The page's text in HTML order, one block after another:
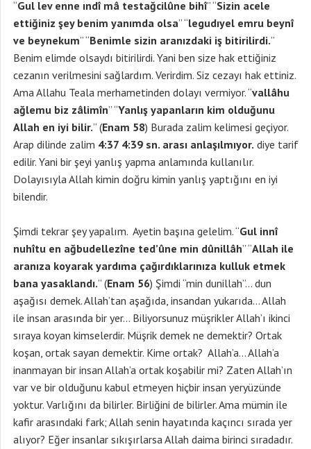
“Gul lev enne ındî mâ testağcilûne bihî” “Sizin acele
ettiğiniz şey benim yanımda olsa” “legudıyel emru beynî
ve beynekum” “Benimle sizin aranızdaki iş bitirilirdi.”
Benim elimde olsaydı bitirilirdi. Yani ben size hak ettiğiniz
cezanın verilmesini sağlardım. Verirdim. Siz cezayı hak ettiniz.
Ama Allahu Teala merhametinden dolayı vermiyor. “vallâhu
ağlemu biz zâlimîn” “Yanlış yapanların kim olduğunu
Allah en iyi bilir.” (Enam 58) Burada zalim kelimesi geçiyor.
Arap dilinde zalim 4:37 4:39 sn. arası anlaşılmıyor. diye tarif
edilir. Yani bir şeyi yanlış yapma anlamında kullanılır.
Dolayısıyla Allah kimin doğru kimin yanlış yaptığını en iyi
bilendir.
Şimdi tekrar şey yapalım. Ayetin başına gelelim. “Gul innî
nuhîtu en ağbudellezîne ted’ûne min dûnillâh” “Allah ile
aranıza koyarak yardıma çağırdıklarınıza kulluk etmek
bana yasaklandı.” (Enam 56) Şimdi “min dunillah”… dun
aşağısı demek. Allah’tan aşağıda, insandan yukarıda… Allah
ile insan arasında bir yer… Biliyorsunuz müşrikler Allah’ı ikinci
sıraya koyan kimselerdir. Müşrik demek ne demektir? Ortak
koşan, ortak sayan demektir. Kime ortak? Allah’a… Allah’a
inanmayan bir insan Allah’a ortak koşabilir mi? Zaten Allah’ın
var ve bir olduğunu kabul etmeyen hiçbir insan yeryüzünde
yoktur. Varlığını da bilirler. Birliğini de bilirler. Ama mümin ile
kafir arasındaki fark; Allah senin hayatında kaçıncı sırada yer
alıyor? Eğer insanlar sıkışırlarsa Allah daima birinci sıradadır.